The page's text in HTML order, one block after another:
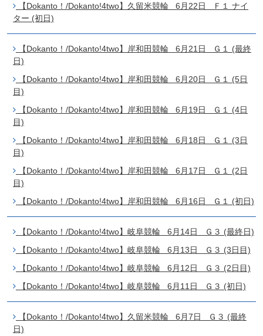
【Dokanto！/Dokanto!4two】久留米競輪 6月22日 Ｆ１ ナイ
ター (初日)
【Dokanto！/Dokanto!4two】岸和田競輪 6月21日 Ｇ１ (最終
日)
【Dokanto！/Dokanto!4two】岸和田競輪 6月20日 Ｇ１ (5日
目)
【Dokanto！/Dokanto!4two】岸和田競輪 6月19日 Ｇ１ (4日
目)
【Dokanto！/Dokanto!4two】岸和田競輪 6月18日 Ｇ１ (3日
目)
【Dokanto！/Dokanto!4two】岸和田競輪 6月17日 Ｇ１ (2日
目)
【Dokanto！/Dokanto!4two】岸和田競輪 6月16日 Ｇ１ (初日)
【Dokanto！/Dokanto!4two】岐阜競輪 6月14日 Ｇ３ (最終日)
【Dokanto！/Dokanto!4two】岐阜競輪 6月13日 Ｇ３ (3日目)
【Dokanto！/Dokanto!4two】岐阜競輪 6月12日 Ｇ３ (2日目)
【Dokanto！/Dokanto!4two】岐阜競輪 6月11日 Ｇ３ (初日)
【Dokanto！/Dokanto!4two】久留米競輪 6月7日 Ｇ３ (最終
日)